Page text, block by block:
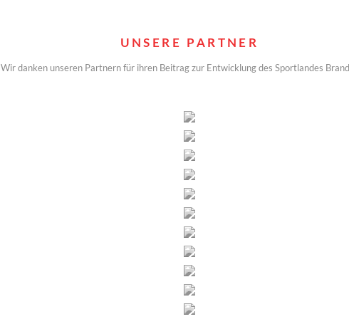
UNSERE PARTNER
Wir danken unseren Partnern für ihren Beitrag zur Entwicklung des Sportlandes